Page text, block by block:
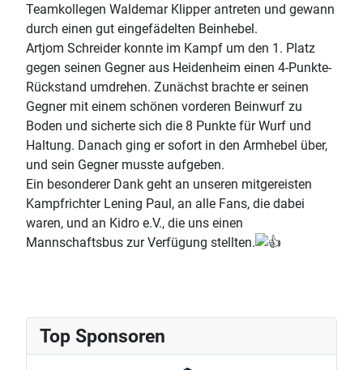
Teamkollegen Waldemar Klipper antreten und gewann
durch einen gut eingefädelten Beinhebel.
Artjom Schreider konnte im Kampf um den 1. Platz
gegen seinen Gegner aus Heidenheim einen 4-Punkte-
Rückstand umdrehen. Zunächst brachte er seinen
Gegner mit einem schönen vorderen Beinwurf zu
Boden und sicherte sich die 8 Punkte für Wurf und
Haltung. Danach ging er sofort in den Armhebel über,
und sein Gegner musste aufgeben.
Ein besonderer Dank geht an unseren mitgereisten
Kampfrichter Lening Paul, an alle Fans, die dabei
waren, und an Kidro e.V., die uns einen
Mannschaftsbus zur Verfügung stellten.
Top Sponsoren